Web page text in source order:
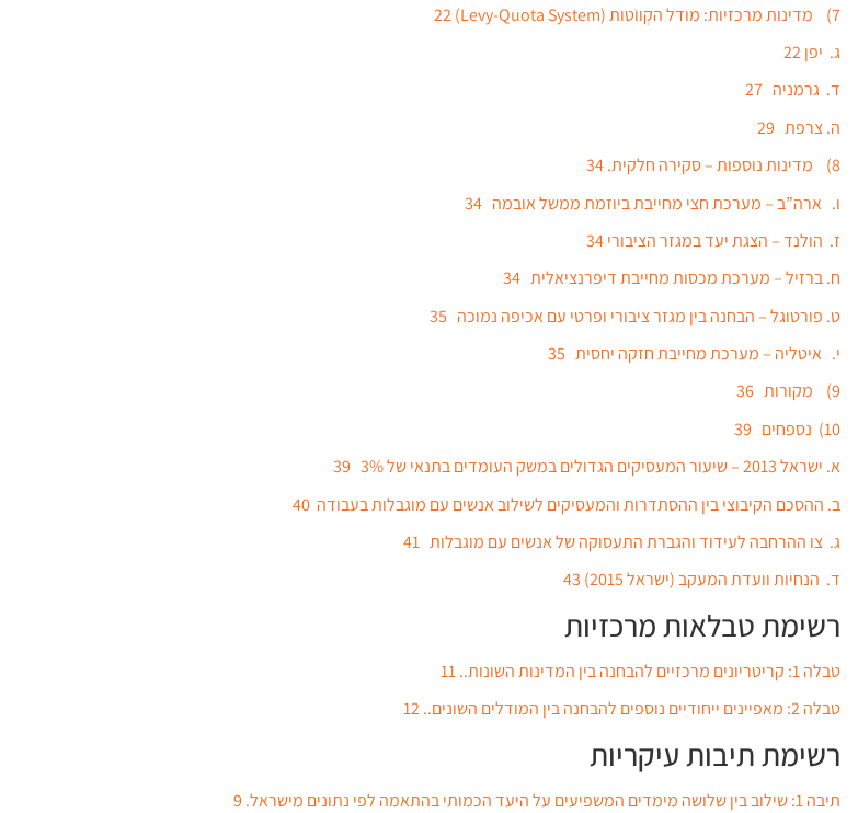
7) מדינות מרכזיות: מודל הקְווֹטות (Levy-Quota System) 22
ג. יפן 22
ד. גרמניה 27
ה. צרפת 29
8) מדינות נוספות – סקירה חלקית. 34
ו. ארה”ב – מערכת חצי מחייבת ביוזמת ממשל אובמה 34
ז. הולנד – הצגת יעד במגזר הציבורי 34
ח. ברזיל – מערכת מכסות מחייבת דיפרנציאלית 34
ט. פורטוגל – הבחנה בין מגזר ציבורי ופרטי עם אכיפה נמוכה 35
י. איטליה – מערכת מחייבת חזקה יחסית 35
9) מקורות 36
10) נספחים 39
א. ישראל 2013 – שיעור המעסיקים הגדולים במשק העומדים בתנאי של 3% 39
ב. ההסכם הקיבוצי בין ההסתדרות והמעסיקים לשילוב אנשים עם מוגבלות בעבודה 40
ג. צו ההרחבה לעידוד והגברת התעסוקה של אנשים עם מוגבלות 41
ד. הנחיות וועדת המעקב (ישראל 2015) 43
רשימת טבלאות מרכזיות
טבלה 1: קריטריונים מרכזיים להבחנה בין המדינות השונות.. 11
טבלה 2: מאפיינים ייחודיים נוספים להבחנה בין המודלים השונים.. 12
רשימת תיבות עיקריות
תיבה 1: שילוב בין שלושה מימדים המשפיעים על היעד הכמותי בהתאמה לפי נתונים מישראל. 9